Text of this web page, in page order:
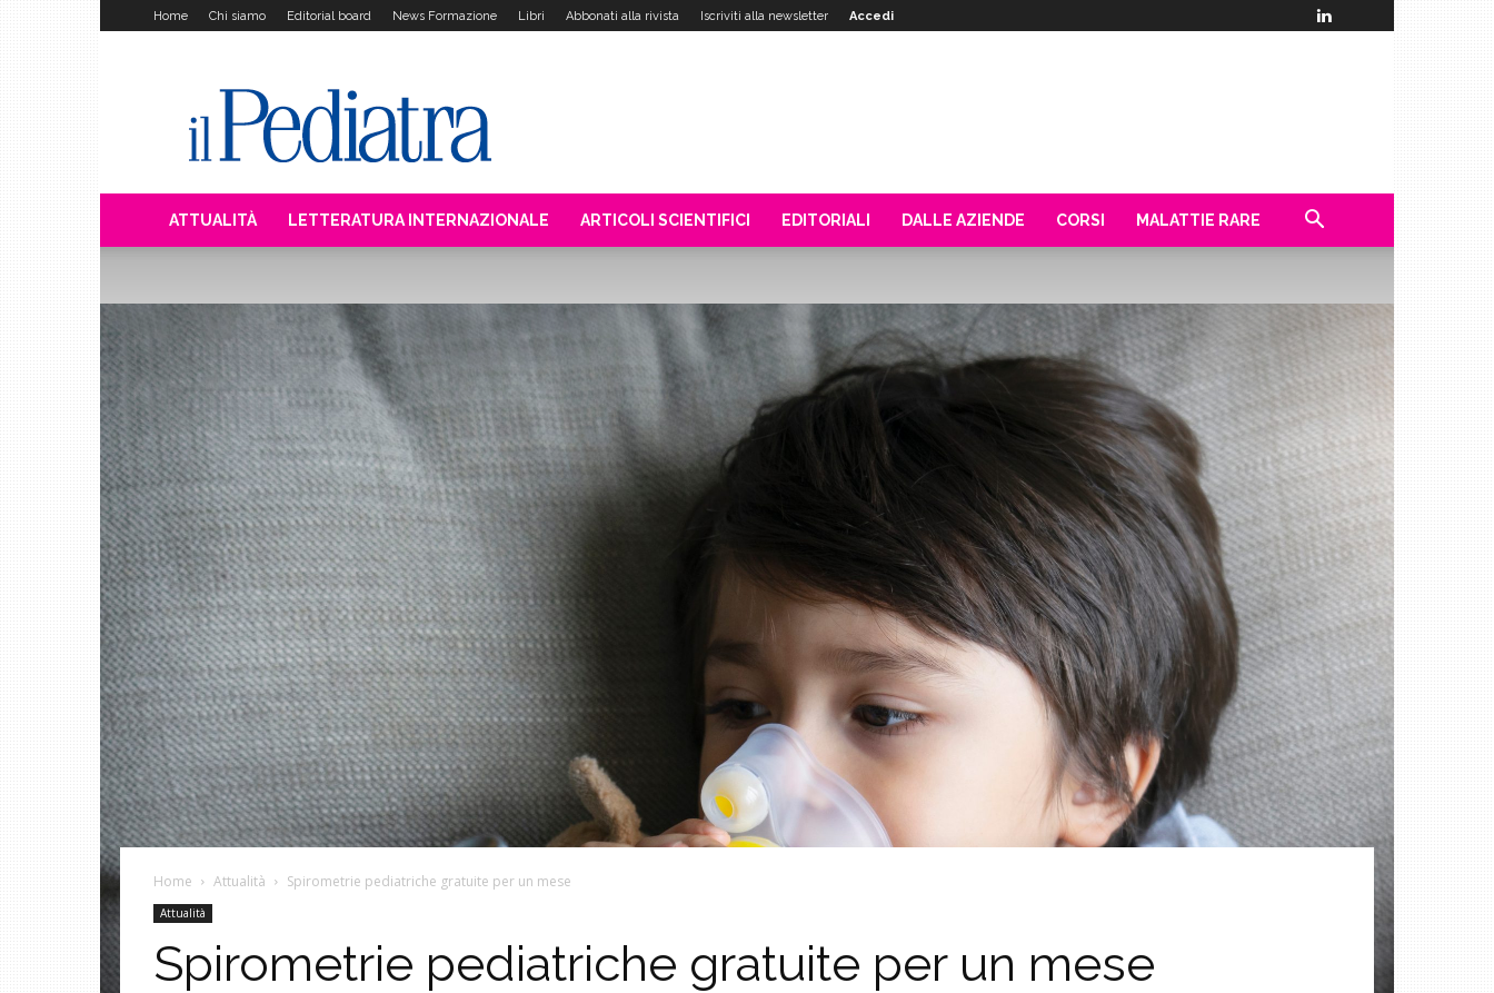
Home Chi siamo Editorial board News Formazione Libri Abbonati alla rivista Iscriviti alla newsletter Accedi
Pediatra
ATTUALITÀ LETTERATURA INTERNAZIONALE ARTICOLI SCIENTIFICI EDITORIALI DALLE AZIENDE CORSI MALATTIE RARE
Home Attualità Spirometrie pediatriche gratuite per un mese
Attualità
Spirometrie pediatriche gratuite per un mese